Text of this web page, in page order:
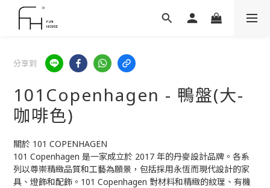
分享到
101Copenhagen - 鴨盤(大-
咖啡色)
關於 101 COPENHAGEN
101 Copenhagen 是一家成立於 2017 年的丹麥設計品牌。各系
列以尊崇精緻品質和工藝為願景，包括採用永恆而現代設計的家
具、燈飾和配飾。101 Copenhagen 對材料和精緻的紋理、有機